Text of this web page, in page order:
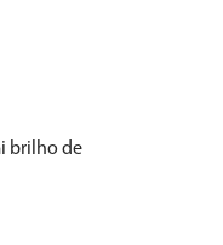
brilho de